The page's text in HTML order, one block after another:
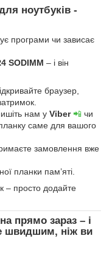
ноутбуків -
програми чи зависає
SODIMM – і він
браузер,
нам у Viber📲 чи
саме для вашого
замовлення вже
планки пам’яті.
– просто додайте
прямо зараз – і
швидшим, ніж ви